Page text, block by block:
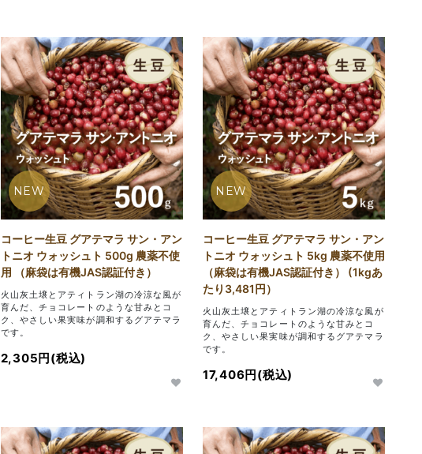
NEW
コーヒー生豆 グアテマラ サン・アン
トニオ ウォッシュト 500g 農薬不使
用 （麻袋は有機JAS認証付き）
火山灰土壌とアティトラン湖の冷涼な風が
育んだ、チョコレートのような甘みとコ
ク、やさしい果実味が調和するグアテマラ
です。
2,305円(税込)
NEW
コーヒー生豆 グアテマラ サン・アン
トニオ ウォッシュト 5kg 農薬不使用
（麻袋は有機JAS認証付き） (1kgあ
たり3,481円）
火山灰土壌とアティトラン湖の冷涼な風が
育んだ、チョコレートのような甘みとコ
ク、やさしい果実味が調和するグアテマラ
です。
17,406円(税込)